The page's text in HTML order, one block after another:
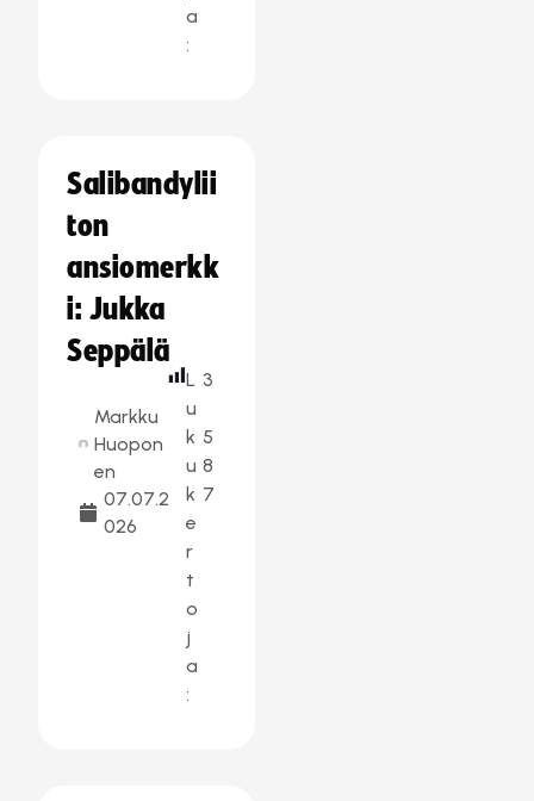
a
:
Salibandylii
ton
ansiomerkk
i: Jukka
Seppälä
Markku
Huopon
en
07.07.2
026
L
u
k
u
k
e
r
t
o
j
a
:
3
5
8
7